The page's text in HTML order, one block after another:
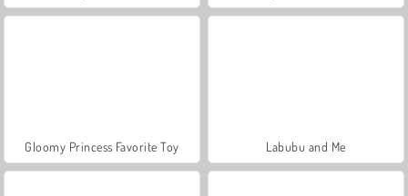
Gloomy Princess Favorite Toy Labubu and Me